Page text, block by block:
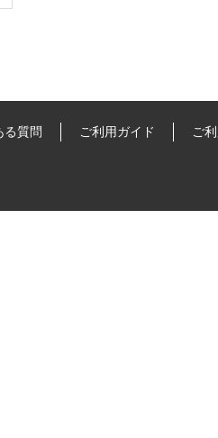
る質問 ご利用ガイド ご